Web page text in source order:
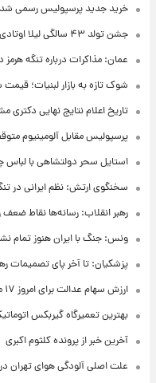
خرید جدید پرسپولیس رسمی
جشن تولد ۴۳ سالگی لیلا اوتادی با یک سورپرایز ویژه + فیلم
عمان: مذاکرات درباره تنگه هرمز
شوک تازه به بازار لبنیات؛
تاریخ اعلام نتایج نهایی
پرسپولیس مقابل آلومینیوم
استایل سحر دولتشاهی با
سخنگوی ارتش: نظم ایرانی در
رهبر انقلاب: رسانه‌ها نقاط ضعف
ونس: جنگ با ایران هنوز تمام
پزشکیان: تا آخر پای تصمیمات
ارزش سهام عدالت برای امروز ۱۷ مرداد ۱۴۰۵ + جدول
بهترین تعمیرگاه گیربکس
آخرین خبر از پرونده کلثوم اکبری
علت اصلی آلودگی هوای تهران در